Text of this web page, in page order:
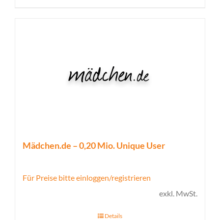
Mädchen.de – 0,20 Mio. Unique User
Für Preise bitte einloggen/registrieren
exkl. MwSt.
Details